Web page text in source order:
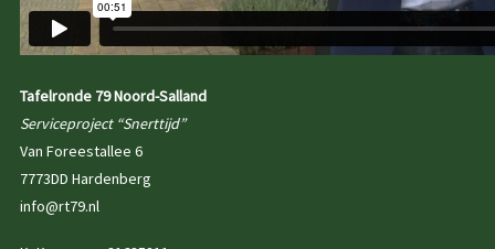
Tafelronde 79 Noord-Salland
Serviceproject “Snerttijd”
Van Foreestallee 6
7773DD Hardenberg
info@rt79.nl